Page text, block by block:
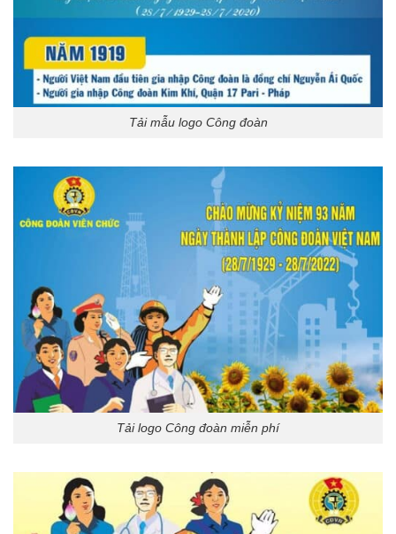
Tải mẫu logo Công đoàn
Tải logo Công đoàn miễn phí